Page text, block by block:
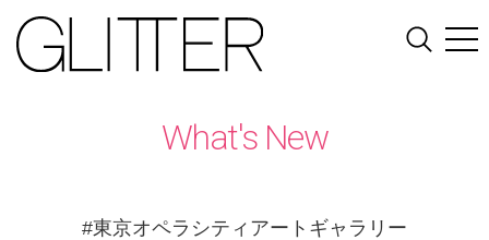
What's New
#東京オペラシティアートギャラリー